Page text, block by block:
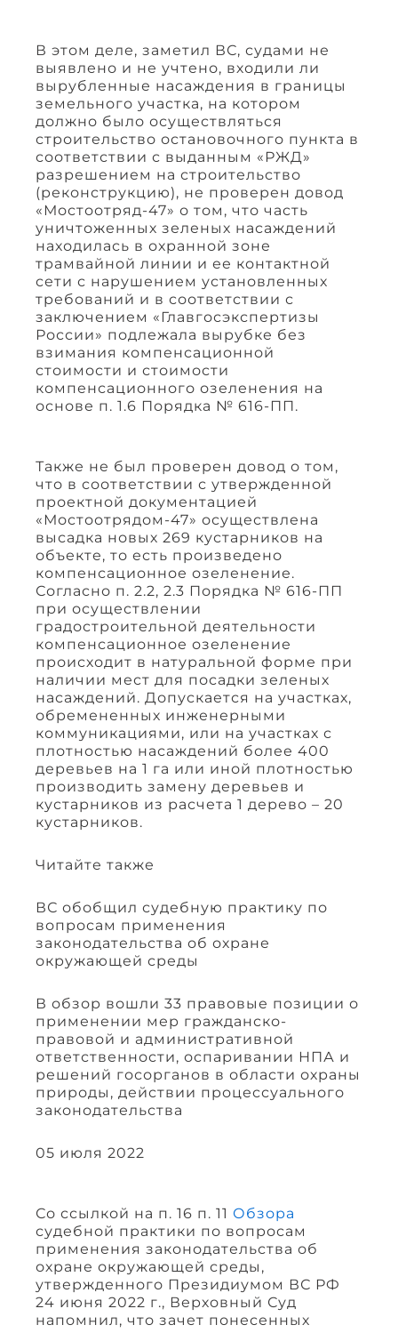
В этом деле, заметил ВС, судами не
выявлено и не учтено, входили ли
вырубленные насаждения в границы
земельного участка, на котором
должно было осуществляться
строительство остановочного пункта в
соответствии с выданным «РЖД»
разрешением на строительство
(реконструкцию), не проверен довод
«Мостоотряд-47» о том, что часть
уничтоженных зеленых насаждений
находилась в охранной зоне
трамвайной линии и ее контактной
сети с нарушением установленных
требований и в соответствии с
заключением «Главгосэкспертизы
России» подлежала вырубке без
взимания компенсационной
стоимости и стоимости
компенсационного озеленения на
основе п. 1.6 Порядка № 616-ПП.
Также не был проверен довод о том,
что в соответствии с утвержденной
проектной документацией
«Мостоотрядом-47» осуществлена
высадка новых 269 кустарников на
объекте, то есть произведено
компенсационное озеленение.
Согласно п. 2.2, 2.3 Порядка № 616-ПП
при осуществлении
градостроительной деятельности
компенсационное озеленение
происходит в натуральной форме при
наличии мест для посадки зеленых
насаждений. Допускается на участках,
обремененных инженерными
коммуникациями, или на участках с
плотностью насаждений более 400
деревьев на 1 га или иной плотностью
производить замену деревьев и
кустарников из расчета 1 дерево – 20
кустарников.
Читайте также
ВС обобщил судебную практику по
вопросам применения
законодательства об охране
окружающей среды
В обзор вошли 33 правовые позиции о
применении мер гражданско-
правовой и административной
ответственности, оспаривании НПА и
решений госорганов в области охраны
природы, действии процессуального
законодательства
05 июля 2022
Со ссылкой на п. 16 п. 11 Обзора
судебной практики по вопросам
применения законодательства об
охране окружающей среды,
утвержденного Президиумом ВС РФ
24 июня 2022 г., Верховный Суд
напомнил, что зачет понесенных